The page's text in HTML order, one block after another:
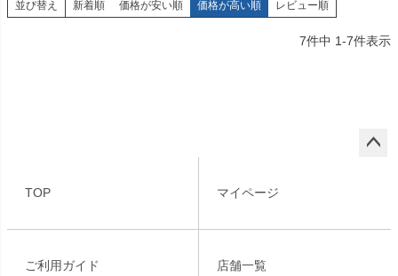
並び替え 新着順 価格が安い順 価格が高い順 レビュー順
7件中 1-7件表示
TOP マイページ
ご利用ガイド 店舗一覧